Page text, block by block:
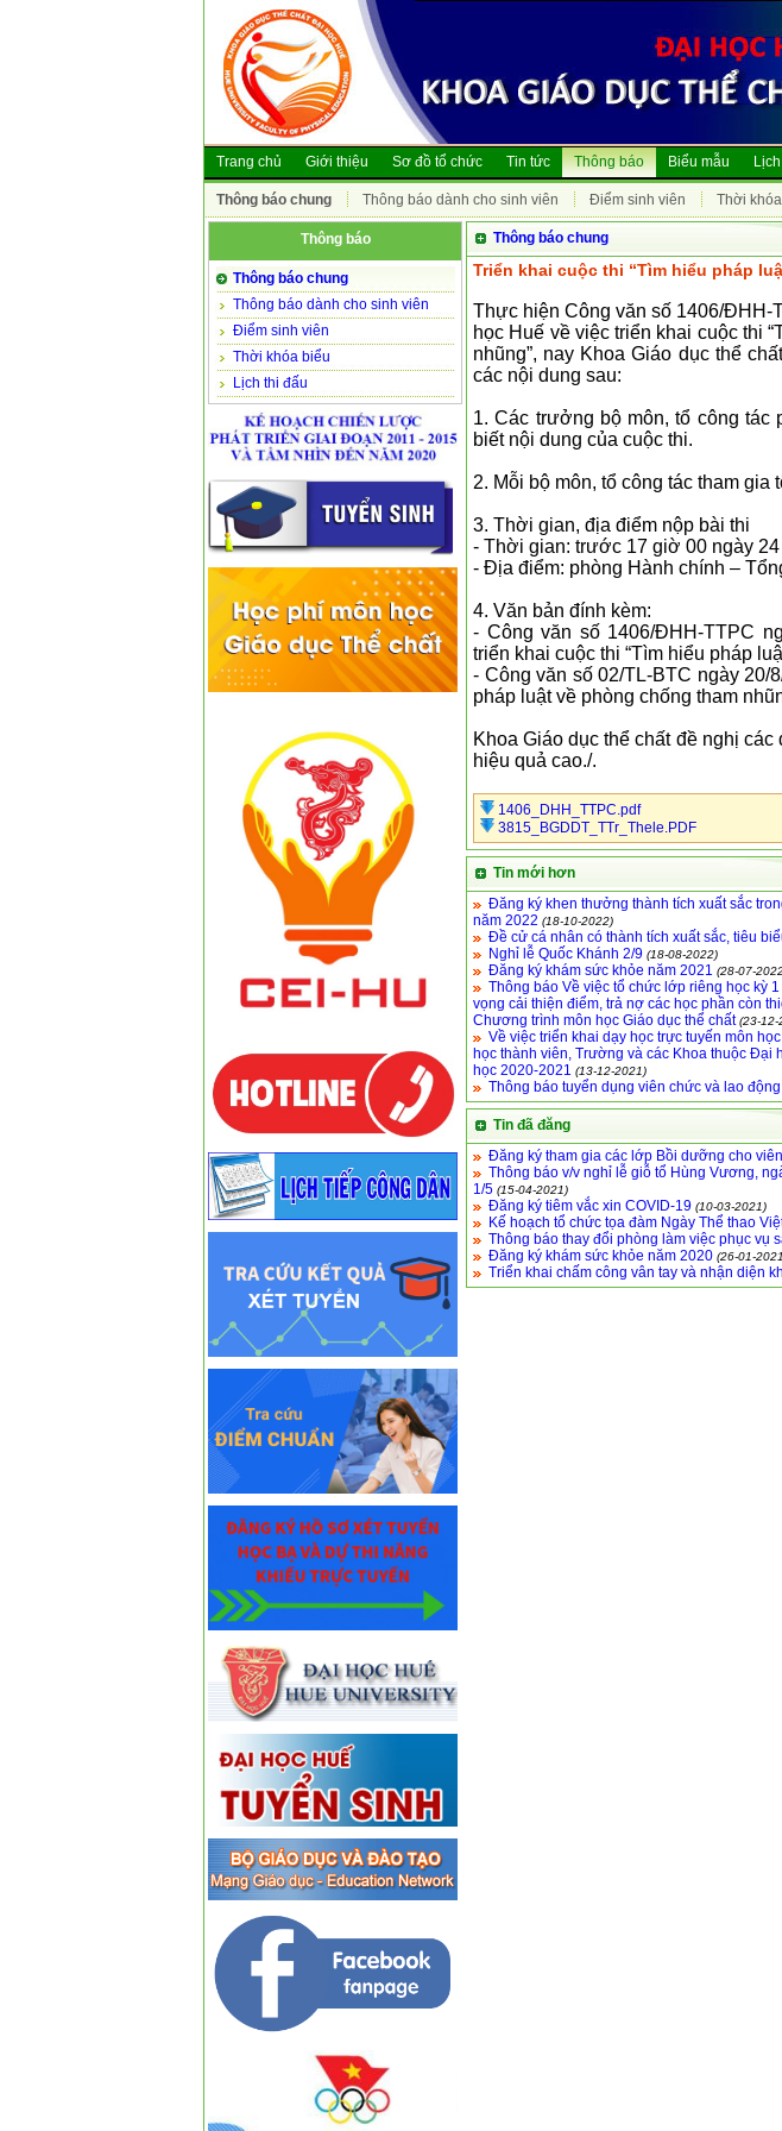
Trang chủ Giới thiệu Sơ đồ tổ chức Tin tức Thông báo
Thông báo chung Thông báo dành cho sinh viên Điểm sinh viên Thời
Biểu mẫu
Thông báo
Thông báo chung
Thông báo dành cho sinh viên
Điểm sinh viên
Thời khóa biểu
Lịch thi đấu
Thông báo chung
Triển khai cuộc thi “Tìm hiểu pháp
Thực hiện Công văn số 1406/ĐHH-
học Huế về việc triển khai cuộc thi
nhũng”, nay Khoa Giáo dục thể
các nội dung sau:
1. Các trưởng bộ môn, tổ công
biết nội dung của cuộc thi.
2. Mỗi bộ môn, tổ công tác tham gia
3. Thời gian, địa điểm nộp bài thi
- Thời gian: trước 17 giờ 00 ngày
- Địa điểm: phòng Hành chính –
4. Văn bản đính kèm:
- Công văn số 1406/ĐHH-TTPC
triển khai cuộc thi “Tìm hiểu pháp
- Công văn số 02/TL-BTC ngày 20/
pháp luật về phòng chống tham
Khoa Giáo dục thể chất đề nghị
hiệu quả cao./.
1406_DHH_TTPC.pdf
3815_BGDDT_TTr_Thele.PDF
Tin mới hơn
Đăng ký khen thưởng thành tích xuất sắc
năm 2022 (18-10-2022)
Đề cử cá nhân có thành tích xuất sắc, tiêu
Nghỉ lễ Quốc Khánh 2/9 (18-08-2022)
Đăng ký khám sức khỏe năm 2021 (28-07-
Thông báo Về việc tổ chức lớp riêng học kỳ
vọng cải thiện điểm, trả nợ các học phần còn
Chương trình môn học Giáo dục thể chất (23-12-
Về việc triển khai dạy học trực tuyến môn
học thành viên, Trường và các Khoa thuộc Đại
học 2020-2021 (13-12-2021)
Thông báo tuyển dụng viên chức và lao
Tin đã đăng
Đăng ký tham gia các lớp Bồi dưỡng cho
Thông báo v/v nghỉ lễ giỗ tổ Hùng Vương,
1/5 (15-04-2021)
Đăng ký tiêm vắc xin COVID-19 (10-03-2021)
Kế hoạch tổ chức tọa đàm Ngày Thể thao
Thông báo thay đổi phòng làm việc phục vụ
Đăng ký khám sức khỏe năm 2020 (26-01-
Triển khai chấm công vân tay và nhận diện